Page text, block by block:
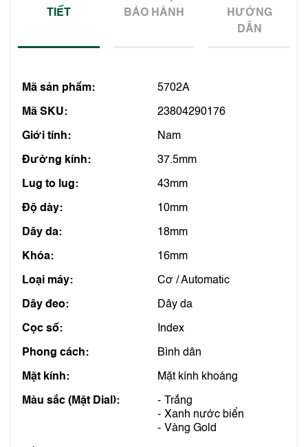
TIẾT
BẢO HÀNH
HƯỚNG
DẪN
Mã sản phẩm: 5702A
Mã SKU: 23804290176
Giới tính: Nam
Đường kính: 37.5mm
Lug to lug: 43mm
Độ dày: 10mm
Dây da: 18mm
Khóa: 16mm
Loại máy: Cơ / Automatic
Dây đeo: Dây da
Cọc số: Index
Phong cách: Bình dân
Mặt kính: Mặt kính khoáng
Màu sắc (Mặt Dial):
Trắng
Xanh nước biển
Vàng Gold